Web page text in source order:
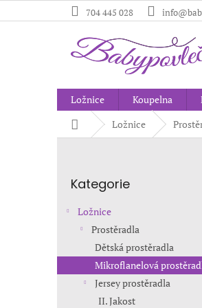
na
704 445 028
Ložnice Koupelna
Domů Ložnice
kategorie
Kategorie
Ložnice
Prostěradla
Dětská prostěradla
Mikroflanelová
Jersey prostěradla
II. Jakost